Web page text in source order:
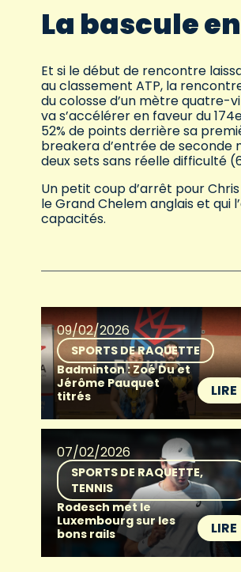
La bascule
Et si le début de rencontre
au classement ATP, la
du colosse d’un mètre
va s’accélérer en faveur du
52% de points derrière sa
breakera d’entrée de
deux sets sans réelle difficulté
Un petit coup d’arrêt pour
le Grand Chelem anglais et qui
capacités.
09/02/2026
SPORTS DE RAQUETTE
Badminton : Zoé Du et
Jérôme Pauquet
titrés
LIRE
07/02/2026
SPORTS DE RAQUETTE
TENNIS
Rodesch met le
Luxembourg sur les
bons rails
LIRE